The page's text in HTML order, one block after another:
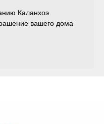
Каланхоэ
вашего дома